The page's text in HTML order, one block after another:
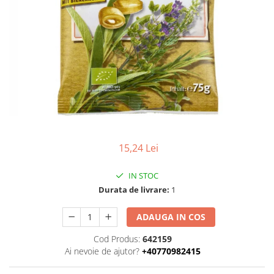
Faina bio si gris
Mixuri bio si blaturi
Ciocolata, cacao si cafea
Cafea bio din cereale
Sare si mixuri de sare
Dulceata si creme bio
Compoturi bio
15,24 Lei
IN STOC
Durata de livrare: 1
ADAUGA IN COS
Cod Produs: 642159
Ai nevoie de ajutor? +40770982415